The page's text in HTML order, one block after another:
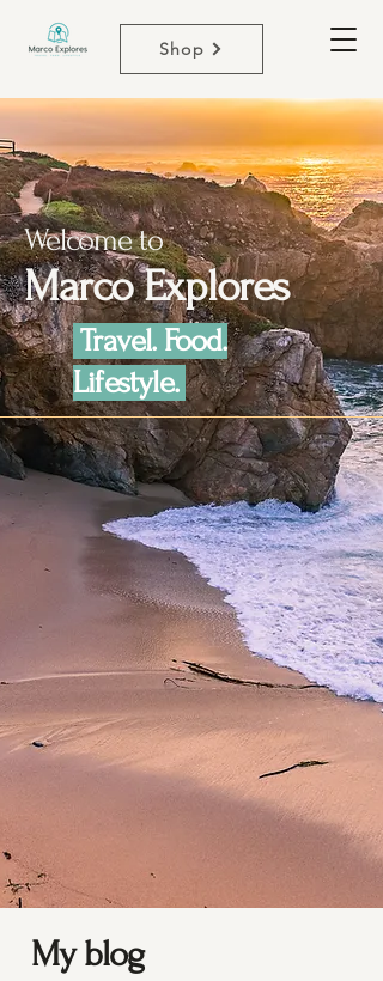
Shop
Welcome to
Marco Explores
Travel. Food.
Lifestyle.
My blog